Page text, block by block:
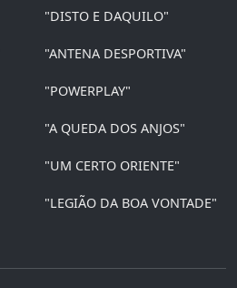
"DISTO E DAQUILO"
"ANTENA DESPORTIVA"
"POWERPLAY"
"A QUEDA DOS ANJOS"
"UM CERTO ORIENTE"
"LEGIÃO DA BOA VONTADE"